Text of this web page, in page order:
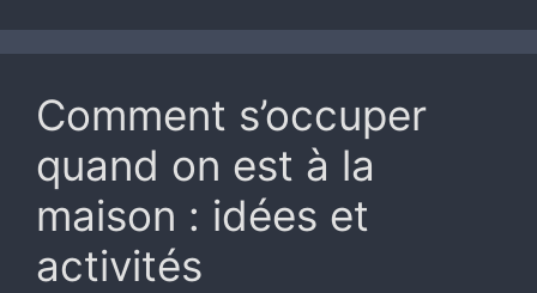
Comment s’occuper
quand on est à la
maison : idées et
activités